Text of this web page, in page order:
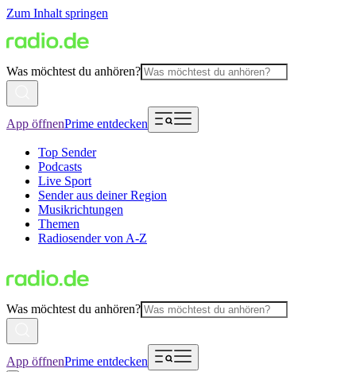
Zum Inhalt springen
Was möchtest du anhören?
App öffnenPrime entdecken
Top Sender
Podcasts
Live Sport
Sender aus deiner Region
Musikrichtungen
Themen
Radiosender von A-Z
Was möchtest du anhören?
App öffnenPrime entdecken